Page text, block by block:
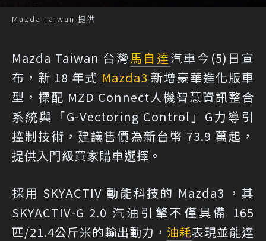
Mazda Taiwan 提供
Mazda Taiwan 台灣 馬自達汽車今(5)日宣
布，新 18 年式 Mazda3 新增豪華進化版車
型，標配 MZD Connect人機智慧資訊整合
系統與「G-Vectoring Control」G力導引
控制技術，建議售價為新台幣 73.9 萬起，
提供入門級買家購車選擇。
採用 SKYACTIV 動能科技的 Mazda3 ，其
SKYACTIV-G 2.0 汽油引擎不僅具備 165
匹/21.4公斤米的輸出動力， 油耗表現並能達